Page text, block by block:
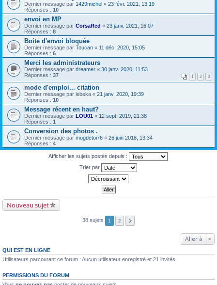
Dernier message par 1429michel « 23 févr. 2021, 13:19
Réponses : 10
envoi en MP
Dernier message par CorsaRed « 23 janv. 2021, 16:07
Réponses : 8
Boite d'envoi bloquée
Dernier message par Toucan « 11 déc. 2020, 15:05
Réponses : 6
Merci les administrateurs
Dernier message par dreamer « 30 janv. 2020, 11:53
Réponses : 37 1 2 3
mode d'emploi... citation
Dernier message par lebeka « 21 janv. 2020, 19:39
Réponses : 10
Message récent en haut?
Dernier message par LOU01 « 12 sept. 2019, 21:38
Réponses : 1
Conversion des photos .
Dernier message par mogdetoi76 « 26 juin 2018, 13:34
Réponses : 4
Afficher les sujets postés depuis :
Trier par
Nouveau sujet
38 sujets 1 2
Aller à
QUI EST EN LIGNE
Utilisateurs parcourant ce forum : Aucun utilisateur enregistré et 21 invités
PERMISSIONS DU FORUM